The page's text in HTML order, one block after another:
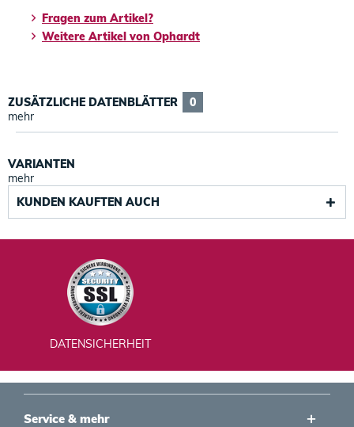
Fragen zum Artikel?
Weitere Artikel von Ophardt
ZUSÄTZLICHE DATENBLÄTTER
0
mehr
VARIANTEN
mehr
KUNDEN KAUFTEN AUCH
DATENSICHERHEIT
Service & mehr